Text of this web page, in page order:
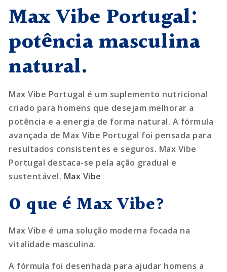
Max Vibe Portugal:
potência masculina
natural.
Max Vibe Portugal é um suplemento nutricional
criado para homens que desejam melhorar a
potência e a energia de forma natural. A fórmula
avançada de Max Vibe Portugal foi pensada para
resultados consistentes e seguros. Max Vibe
Portugal destaca-se pela ação gradual e
sustentável. Max Vibe
O que é Max Vibe?
Max Vibe é uma solução moderna focada na
vitalidade masculina.
A fórmula foi desenhada para ajudar homens a